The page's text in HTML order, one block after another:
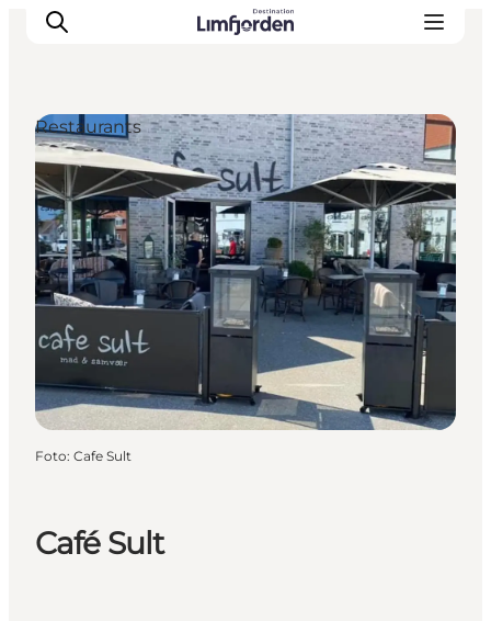
Café Sult
Restaurants
Foto: Cafe Sult